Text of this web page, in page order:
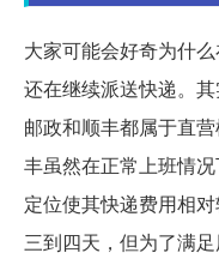
大家可能会好奇为什
还在继续派送快递。其
邮政和顺丰都属于直
丰虽然在正常上班情
定位使其快递费用相
三到四天，但为了满